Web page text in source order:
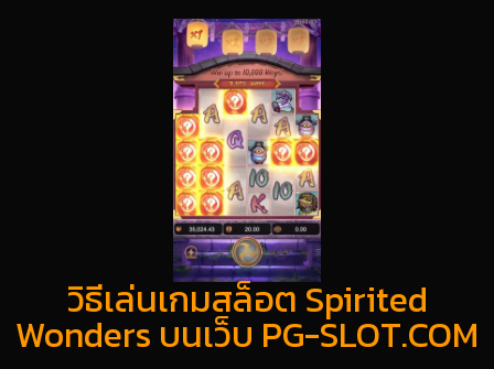
วิธีเล่นเกมสล็อต Spirited
Wonders บนเว็บ PG-SLOT.COM